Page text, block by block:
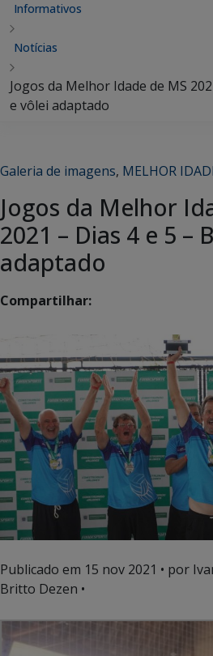
Informativos
Notícias
Jogos da Melhor Idade de MS
e vôlei adaptado
Galeria de imagens, MELHOR
Jogos da Melhor
2021 – Dias 4 e 5 –
adaptado
Compartilhar:
Publicado em 15 nov 2021 • por
Britto Dezen •